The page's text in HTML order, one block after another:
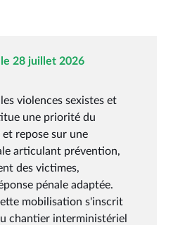
28 juillet 2026
violences sexistes et
une priorité du
repose sur une
articulant prévention,
des victimes,
pénale adaptée.
mobilisation s'inscrit
chantier interministériel